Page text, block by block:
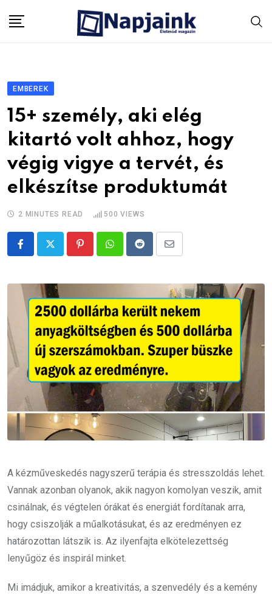
EMBEREK
15+ személy, aki elég
kitartó volt ahhoz, hogy
végig vigye a tervét, és
elkészítse produktumát
2 MINUTES READ 500 VIEWS
PinterestWhatsappRedditShare
Email
A kézműveskedés nagyszerű terápia és stresszoldás lehet.
Vannak azonban olyanok, akik nagyon komolyan veszik, amit
csinálnak, és végtelen órákat és energiát fordítanak arra,
hogy csiszolják a műalkotásukat, és az eredményen ez
határozottan látszik is. Az ilyenfajta elkötelezettség
lenyűgöz és inspirál minket.
Mi imádjuk, amikor a kreativitás, a szenvedély és a kemény